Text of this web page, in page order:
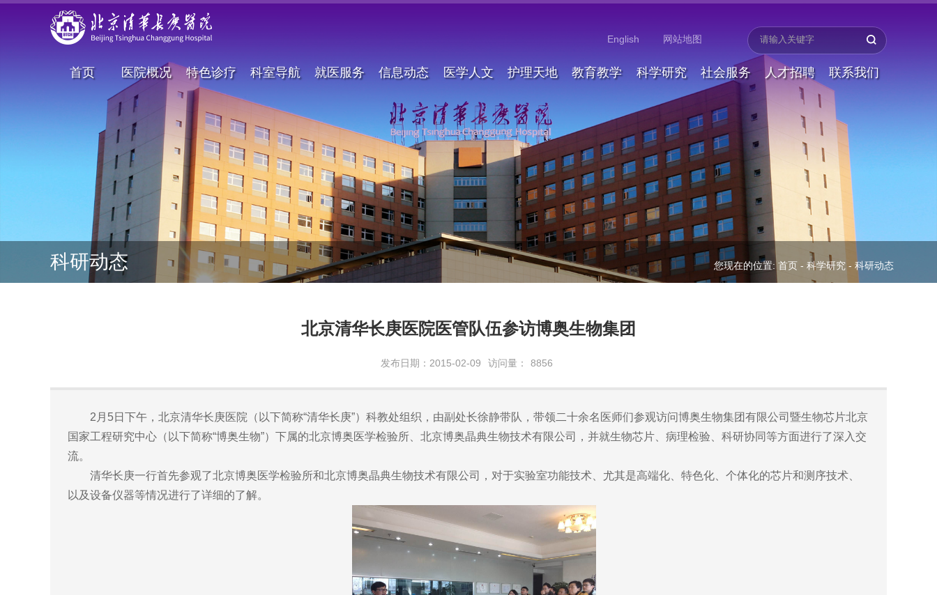
English 网站地图
首页 医院概况 特色诊疗 科室导航 就医服务 信息动态 医学人文 护理天地 教育教学 科学研究 社会服务 人才招聘 联系我们
科研动态 您现在的位置:首页 - 科学研究 - 科研动态
北京清华长庚医院医管队伍参访博奥生物集团
发布日期：2015-02-09 访问量： 8856
2月5日下午，北京清华长庚医院（以下简称“清华长庚”）科教处组织，由副处长徐静带队，带领二十余名医师们参观访问博奥生物集团有限公司暨生物芯片北京
国家工程研究中心（以下简称“博奥生物”）下属的北京博奥医学检验所、北京博奥晶典生物技术有限公司，并就生物芯片、病理检验、科研协同等方面进行了深入交
流。
清华长庚一行首先参观了北京博奥医学检验所和北京博奥晶典生物技术有限公司，对于实验室功能技术、尤其是高端化、特色化、个体化的芯片和测序技术、
以及设备仪器等情况进行了详细的了解。